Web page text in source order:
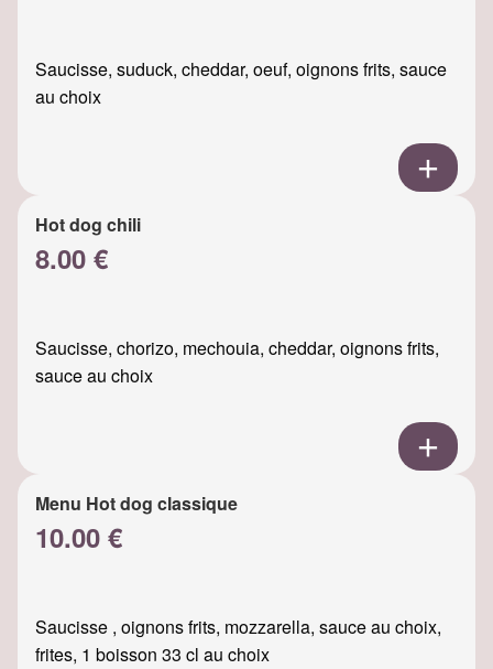
Saucisse, suduck, cheddar, oeuf, oignons frits, sauce
au choix
Hot dog chili
8.00 €
Saucisse, chorizo, mechouia, cheddar, oignons frits,
sauce au choix
Menu Hot dog classique
10.00 €
Saucisse , oignons frits, mozzarella, sauce au choix,
frites, 1 boisson 33 cl au choix